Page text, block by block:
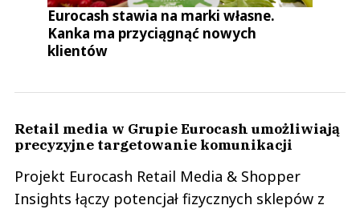
Eurocash stawia na marki własne.
Kanka ma przyciągnąć nowych
klientów
Retail media w Grupie Eurocash umożliwiają
precyzyjne targetowanie komunikacji
Projekt Eurocash Retail Media & Shopper
Insights łączy potencjał fizycznych sklepów z